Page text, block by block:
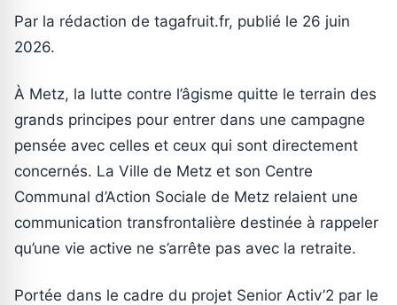
Par la rédaction de tagafruit.fr, publié le 26 juin
2026.
À Metz, la lutte contre l’âgisme quitte le terrain des
grands principes pour entrer dans une campagne
pensée avec celles et ceux qui sont directement
concernés. La Ville de Metz et son Centre
Communal d’Action Sociale de Metz relaient une
communication transfrontalière destinée à rappeler
qu’une vie active ne s’arrête pas avec la retraite.
Portée dans le cadre du projet Senior Activ’2 par le